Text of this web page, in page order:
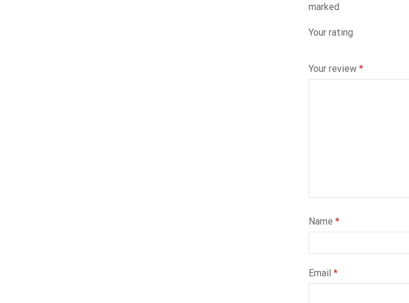
marked
Your rating
Your review *
Name *
Email *